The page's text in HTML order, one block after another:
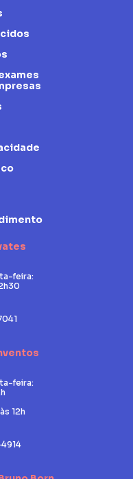
feira:
feira:
12h